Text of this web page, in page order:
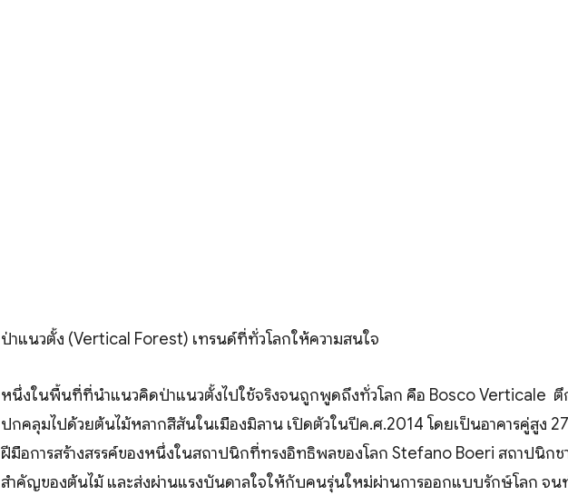
ป่าแนวตั้ง (Vertical Forest) เทรนด์ที่ทั่วโลกให้ความสนใจ
หนึ่งในพื้นที่ที่นำแนวคิดป่าแนวตั้งไปใช้จริงจนถูกพูดถึงทั่วโลก คือ Bosco Verticale ตึ
ปกคลุมไปด้วยต้นไม้หลากสีสันในเมืองมิลาน เปิดตัวในปีค.ศ.2014 โดยเป็นอาคารคู่สูง
ฝีมือการสร้างสรรค์ของหนึ่งในสถาปนิกที่ทรงอิทธิพลของโลก Stefano Boeri สถาปนิกช
สำคัญของต้นไม้ และส่งผ่านแรงบันดาลใจให้กับคนรุ่นใหม่ผ่านการออกแบบรักษ์โลก จน